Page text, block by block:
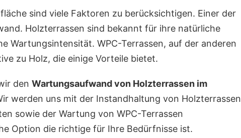
sind viele Faktoren zu berücksichtigen. Einer der
Holzterrassen sind bekannt für ihre natürliche
Wartungsintensität. WPC-Terrassen, auf der anderen
zu Holz, die einige Vorteile bietet.
den Wartungsaufwand von Holzterrassen im
werden uns mit der Instandhaltung von Holzterrassen
sowie der Wartung von WPC-Terrassen
Option die richtige für Ihre Bedürfnisse ist.